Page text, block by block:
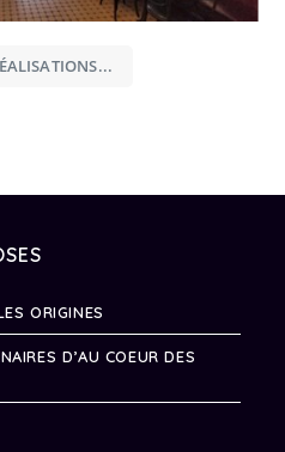
ORIGINES
D’AU COEUR DES